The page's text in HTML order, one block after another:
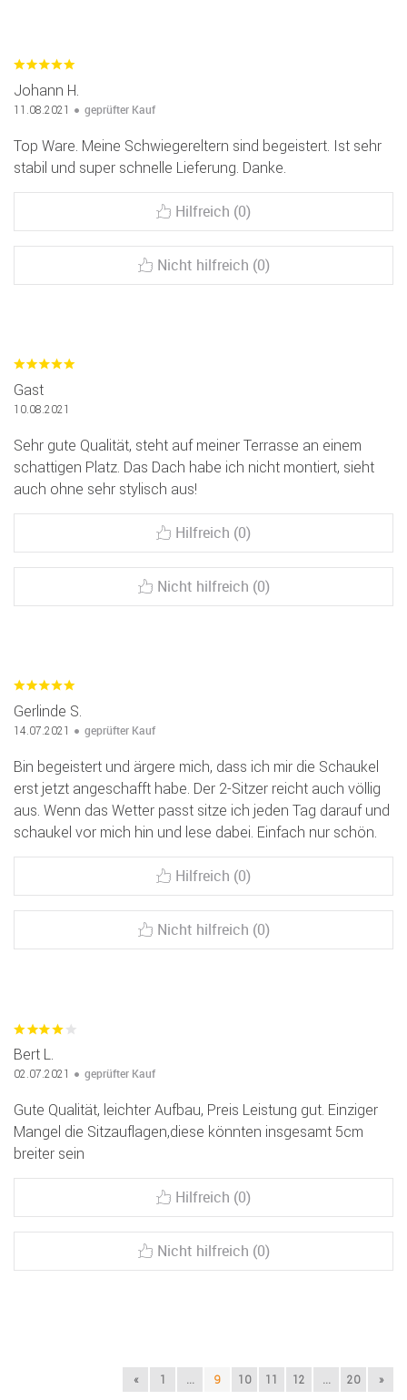
Johann H.
11.08.2021 geprüfter Kauf
Top Ware. Meine Schwiegereltern sind begeistert. Ist sehr
stabil und super schnelle Lieferung. Danke.
Hilfreich (0)
Nicht hilfreich (0)
Gast
10.08.2021
Sehr gute Qualität, steht auf meiner Terrasse an einem
schattigen Platz. Das Dach habe ich nicht montiert, sieht
auch ohne sehr stylisch aus!
Hilfreich (0)
Nicht hilfreich (0)
Gerlinde S.
14.07.2021 geprüfter Kauf
Bin begeistert und ärgere mich, dass ich mir die Schaukel
erst jetzt angeschafft habe. Der 2-Sitzer reicht auch völlig
aus. Wenn das Wetter passt sitze ich jeden Tag darauf und
schaukel vor mich hin und lese dabei. Einfach nur schön.
Hilfreich (0)
Nicht hilfreich (0)
Bert L.
02.07.2021 geprüfter Kauf
Gute Qualität, leichter Aufbau, Preis Leistung gut. Einziger
Mangel die Sitzauflagen,diese könnten insgesamt 5cm
breiter sein
Hilfreich (0)
Nicht hilfreich (0)
« 1 ... 9 10 11 12 ... 20 »